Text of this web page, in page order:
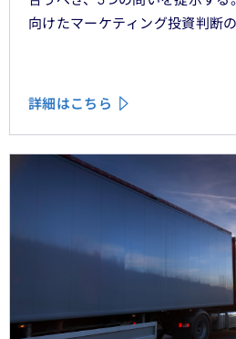
向けたマーケティング投資判断
詳細はこちら